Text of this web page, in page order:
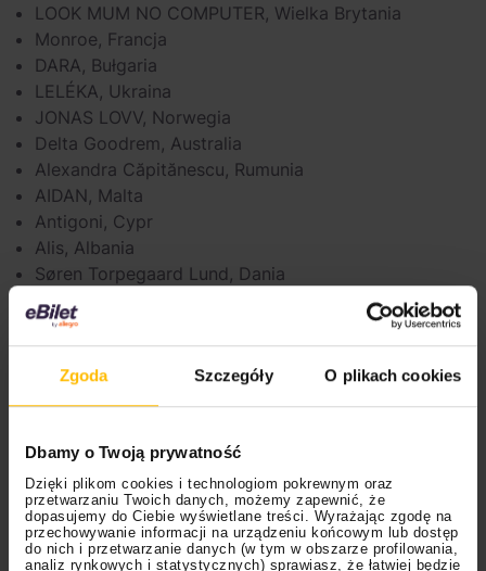
Zgoda Szczegóły O plikach cookies
Dbamy o Twoją prywatność
Dzięki plikom cookies i technologiom pokrewnym oraz
przetwarzaniu Twoich danych, możemy zapewnić, że
dopasujemy do Ciebie wyświetlane treści. Wyrażając zgodę na
przechowywanie informacji na urządzeniu końcowym lub dostęp
do nich i przetwarzanie danych (w tym w obszarze profilowania,
analiz rynkowych i statystycznych) sprawiasz, że łatwiej będzie
LOOK MUM NO COMPUTER, Wielka Brytania
Monroe, Francja
DARA, Bułgaria
LELÉKA, Ukraina
JONAS LOVV, Norwegia
Delta Goodrem, Australia
Alexandra Căpitănescu, Rumunia
AIDAN, Malta
Antigoni, Cypr
Alis, Albania
Søren Torpegaard Lund, Dania
Daniel Zizka, Czechy
Prezentujemy listę finalistów, których wyłoniono 12
Sarah Engels, Niemcy
Akylas, Grecja
Linda Lampenius x Pete Parkkonen, Finlandia
ESSYLA, Belgia
FELICIA, Szwecja